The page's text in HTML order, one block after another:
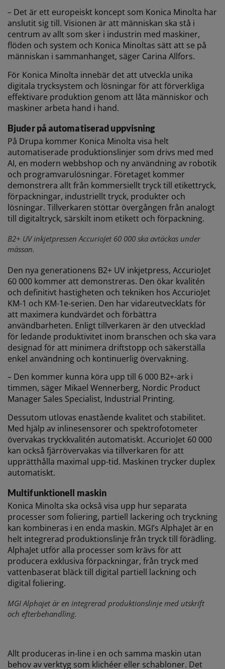
– Det är ett europeiskt koncept som Konica Minolta har
anslutit sig till. Visionen är att människan ska stå i
centrum av allt som sker i industrin med maskiner,
flöden och system och Konica Minoltas sätt att se på
människan i sammanhanget, säger Carina Allfors.
För Konica Minolta innebär det att utveckla unika
digitala trycksystem och lösningar för att förverkliga
effektivare produktion genom att låta människor och
maskiner arbeta hand i hand.
Bjuder på automatiserad uppvisning
På Drupa kommer Konica Minolta visa helt
automatiserade produktionslinjer som drivs med med
AI, en modern webbshop och ny användning av robotik
och programvarulösningar. Företaget kommer
demonstrera allt från kommersiellt tryck till etikettryck,
förpackningar, industriellt tryck, produkter och
lösningar. Tillverkaren stöttar övergången från analogt
till digitaltryck, särskilt inom etikett och förpackning.
B2+ UV inkjetpressen AccurioJet 60 000 ska avtäckas under
mässan.
Den nya generationens B2+ UV inkjetpress, AccurioJet
60 000 kommer att demonstreras. Den ökar kvalitén
och definitivt hastigheten och tekniken hos AccurioJet
KM-1 och KM-1e-serien. Den har vidareutvecklats för
att maximera kundvärdet och förbättra
användbarheten. Enligt tillverkaren är den utvecklad
för ledande produktivitet inom branschen och ska vara
designad för att minimera driftstopp och säkerställa
enkel användning och kontinuerlig övervakning.
– Den kommer kunna köra upp till 6 000 B2+-ark i
timmen, säger Mikael Wennerberg, Nordic Product
Manager Sales Specialist, Industrial Printing.
Dessutom utlovas enastående kvalitet och stabilitet.
Med hjälp av inlinesensorer och spektrofotometer
övervakas tryckkvalitén automatiskt. AccurioJet 60 000
kan också fjärrövervakas via tillverkaren för att
upprätthålla maximal upp-tid. Maskinen trycker duplex
automatiskt.
Multifunktionell maskin
Konica Minolta ska också visa upp hur separata
processer som foliering, partiell lackering och tryckning
kan kombineras i en enda maskin. MGI’s AlphaJet är en
helt integrerad produktionslinje från tryck till förädling.
AlphaJet utför alla processer som krävs för att
producera exklusiva förpackningar, från tryck med
vattenbaserat bläck till digital partiell lackning och
digital foliering.
MGI Alphajet är en integrerad produktionslinje med utskrift
och efterbehandling.
Allt produceras in-line i en och samma maskin utan
behov av verktyg som klichéer eller schabloner. Det